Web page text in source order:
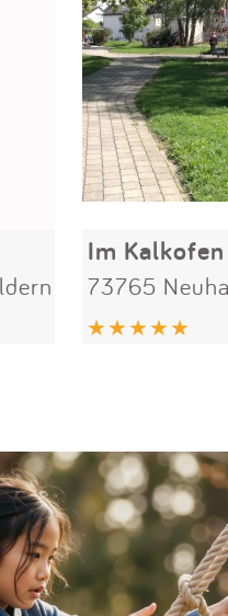
Im Kalkofen
73765